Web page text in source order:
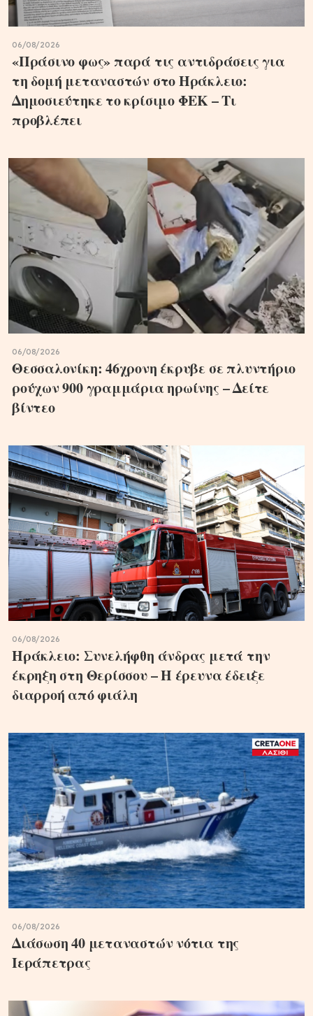
06/08/2026
«Πράσινο φως» παρά τις αντιδράσεις για
τη δομή μεταναστών στο Ηράκλειο:
Δημοσιεύτηκε το κρίσιμο ΦΕΚ – Τι
προβλέπει
06/08/2026
Θεσσαλονίκη: 46χρονη έκρυβε σε πλυντήριο
ρούχων 900 γραμμάρια ηρωίνης – Δείτε
βίντεο
06/08/2026
Ηράκλειο: Συνελήφθη άνδρας μετά την
έκρηξη στη Θερίσσου – Η έρευνα έδειξε
διαρροή από φιάλη
06/08/2026
Διάσωση 40 μεταναστών νότια της
Ιεράπετρας